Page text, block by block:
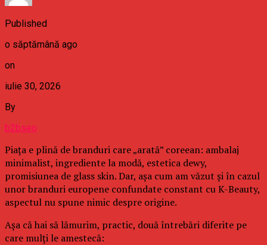
Published
o săptămână ago
on
iulie 30, 2026
By
b2bseo
Piața e plină de branduri care „arată” coreean: ambalaj
minimalist, ingrediente la modă, estetica dewy,
promisiunea de glass skin. Dar, așa cum am văzut și în cazul
unor branduri europene confundate constant cu K-Beauty,
aspectul nu spune nimic despre origine.
Așa că hai să lămurim, practic, două întrebări diferite pe
care mulți le amestecă: